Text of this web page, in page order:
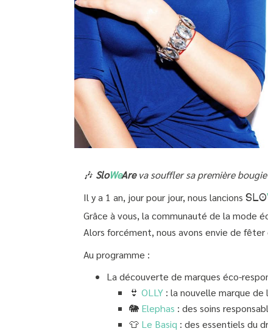
🎶 SloWeAreva souffler sa première
Il y a 1 an, jour pour jour, nous lancions SLO
Grâce à vous, la communauté de la mode
Alors forcément, nous avons envie de
Au programme :
La découverte de marques éco-
👙OLLY : la nouvelle marque
🐘 Elephas : des soins
👕 Le Basiq : des essentiels du